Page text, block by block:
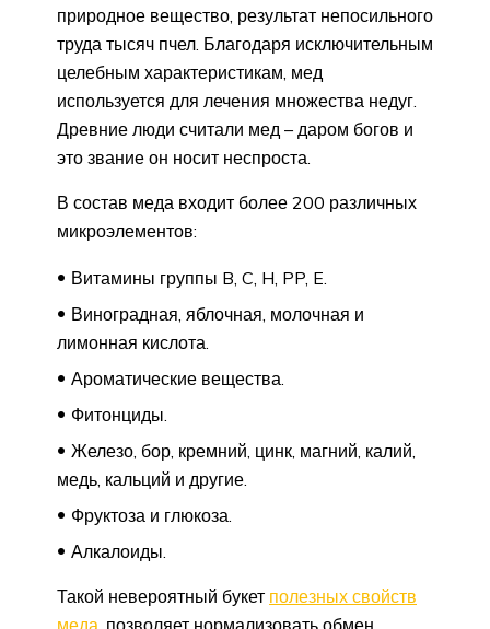
природное вещество, результат непосильного
труда тысяч пчел. Благодаря исключительным
целебным характеристикам, мед
используется для лечения множества недуг.
Древние люди считали мед – даром богов и
это звание он носит неспроста.
В состав меда входит более 200 различных
микроэлементов:
Витамины группы B, C, H, PP, E.
Виноградная, яблочная, молочная и
лимонная кислота.
Ароматические вещества.
Фитонциды.
Железо, бор, кремний, цинк, магний, калий,
медь, кальций и другие.
Фруктоза и глюкоза.
Алкалоиды.
Такой невероятный букет полезных свойств